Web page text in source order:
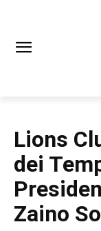
Lions
dei
Zaino